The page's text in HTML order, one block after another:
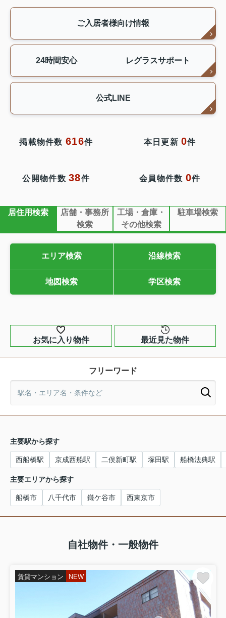
ご入居者様向け情報
24時間安心 レグラスサポート
公式LINE
掲載物件数616件 本日更新0件
公開物件数38件 会員物件数 0件
居住用検索
店舗・事務所
検索
工場・倉庫・
その他検索
駐車場検索
エリア検索 沿線検索
地図検索 学区検索
お気に入り物件 最近見た物件
フリーワード
主要駅から探す
西船橋駅 京成西船駅 二俣新町駅 塚田駅 船橋法典駅
主要エリアから探す
船橋市 八千代市 鎌ケ谷市 西東京市
自社物件・一般物件
賃貸マンション NEW